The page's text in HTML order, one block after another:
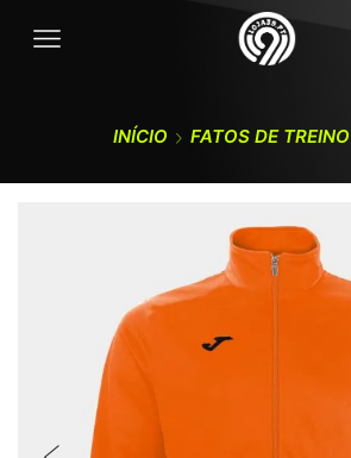
INÍCIO FATOS DE TREINO